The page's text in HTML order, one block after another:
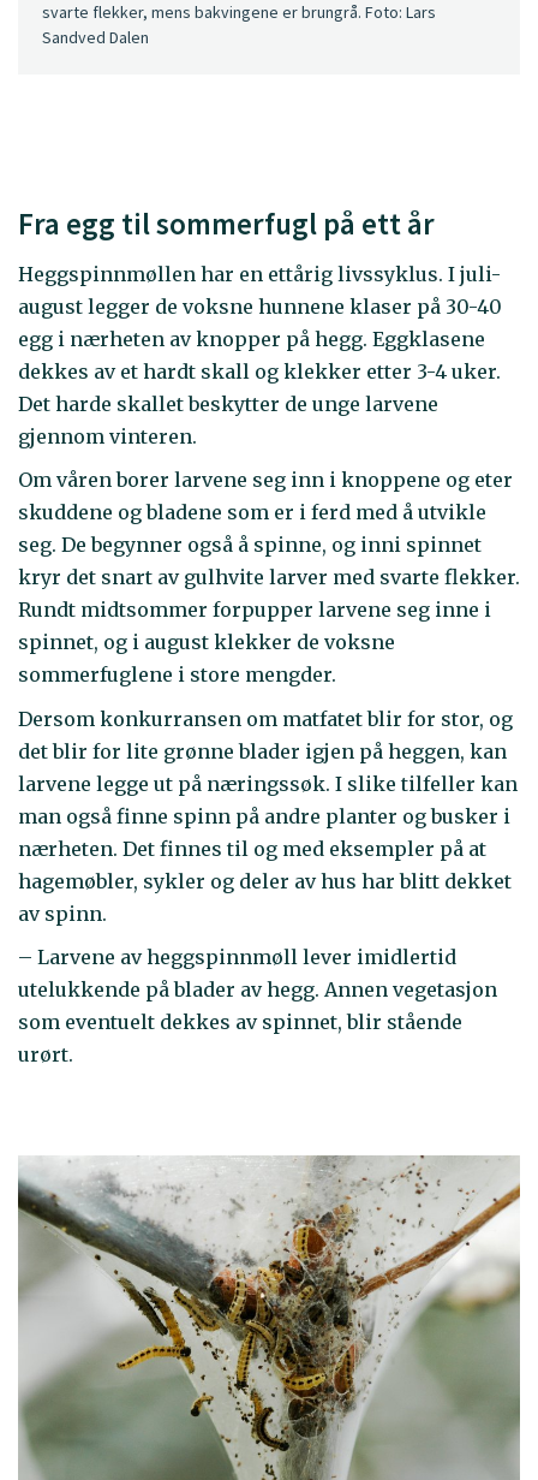
svarte flekker, mens bakvingene er brungrå. Foto: Lars
Sandved Dalen
Fra egg til sommerfugl på ett år
Heggspinnmøllen har en ettårig livssyklus. I juli-
august legger de voksne hunnene klaser på 30-40
egg i nærheten av knopper på hegg. Eggklasene
dekkes av et hardt skall og klekker etter 3-4 uker.
Det harde skallet beskytter de unge larvene
gjennom vinteren.
Om våren borer larvene seg inn i knoppene og eter
skuddene og bladene som er i ferd med å utvikle
seg. De begynner også å spinne, og inni spinnet
kryr det snart av gulhvite larver med svarte flekker.
Rundt midtsommer forpupper larvene seg inne i
spinnet, og i august klekker de voksne
sommerfuglene i store mengder.
Dersom konkurransen om matfatet blir for stor, og
det blir for lite grønne blader igjen på heggen, kan
larvene legge ut på næringssøk. I slike tilfeller kan
man også finne spinn på andre planter og busker i
nærheten. Det finnes til og med eksempler på at
hagemøbler, sykler og deler av hus har blitt dekket
av spinn.
– Larvene av heggspinnmøll lever imidlertid
utelukkende på blader av hegg. Annen vegetasjon
som eventuelt dekkes av spinnet, blir stående
urørt.